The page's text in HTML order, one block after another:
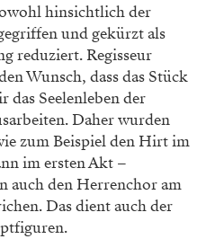
hinsichtlich der
und gekürzt als
reduziert. Regisseur
Wunsch, dass das Stück
das Seelenleben der
Daher wurden
zum Beispiel den Hirt im
im ersten Akt –
auch den Herrenchor am
Das dient auch der